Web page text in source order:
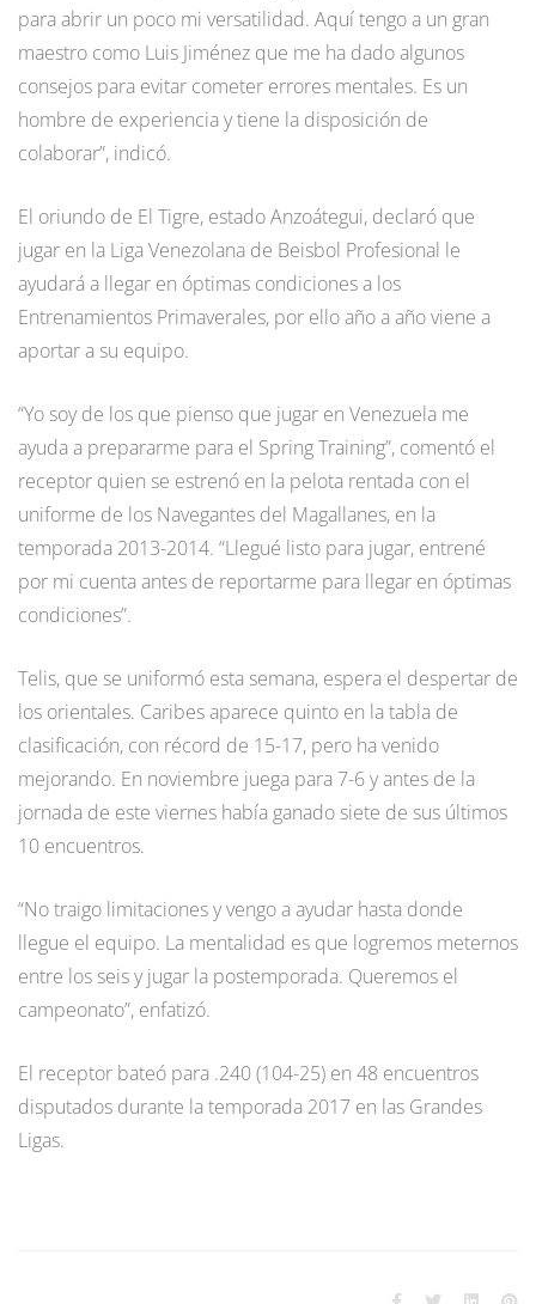
para abrir un poco mi versatilidad. Aquí tengo a un gran
maestro como Luis Jiménez que me ha dado algunos
consejos para evitar cometer errores mentales. Es un
hombre de experiencia y tiene la disposición de
colaborar”, indicó.
El oriundo de El Tigre, estado Anzoátegui, declaró que
jugar en la Liga Venezolana de Beisbol Profesional le
ayudará a llegar en óptimas condiciones a los
Entrenamientos Primaverales, por ello año a año viene a
aportar a su equipo.
“Yo soy de los que pienso que jugar en Venezuela me
ayuda a prepararme para el Spring Training”, comentó el
receptor quien se estrenó en la pelota rentada con el
uniforme de los Navegantes del Magallanes, en la
temporada 2013-2014. “Llegué listo para jugar, entrené
por mi cuenta antes de reportarme para llegar en óptimas
condiciones”.
Telis, que se uniformó esta semana, espera el despertar de
los orientales. Caribes aparece quinto en la tabla de
clasificación, con récord de 15-17, pero ha venido
mejorando. En noviembre juega para 7-6 y antes de la
jornada de este viernes había ganado siete de sus últimos
10 encuentros.
“No traigo limitaciones y vengo a ayudar hasta donde
llegue el equipo. La mentalidad es que logremos meternos
entre los seis y jugar la postemporada. Queremos el
campeonato”, enfatizó.
El receptor bateó para .240 (104-25) en 48 encuentros
disputados durante la temporada 2017 en las Grandes
Ligas.